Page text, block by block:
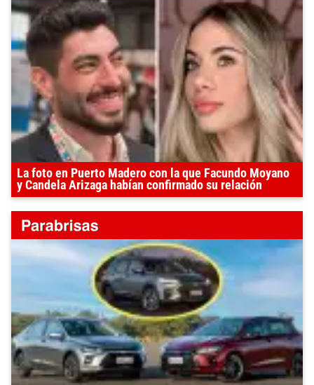
La foto en Puerto Madero con la que Facundo Moyano
y Candela Arizaga habían confirmado su relación